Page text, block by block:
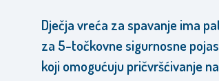
Dječja vreća za spavanje ima
za 5-točkovne sigurnosne
koji omogućuju pričvršćivanje